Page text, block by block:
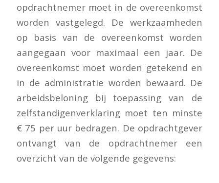
opdrachtnemer moet in de overeenkomst
worden vastgelegd. De werkzaamheden
op basis van de overeenkomst worden
aangegaan voor maximaal een jaar. De
overeenkomst moet worden getekend en
in de administratie worden bewaard. De
arbeidsbeloning bij toepassing van de
zelfstandigenverklaring moet ten minste
€ 75 per uur bedragen. De opdrachtgever
ontvangt van de opdrachtnemer een
overzicht van de volgende gegevens: